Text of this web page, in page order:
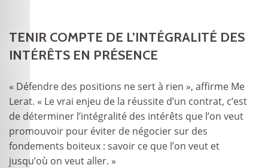
TENIR COMPTE DE L’INTÉGRALITÉ DES
INTÉRÊTS EN PRÉSENCE
« Défendre des positions ne sert à rien », affirme Me
Lerat. « Le vrai enjeu de la réussite d’un contrat, c’est
de déterminer l’intégralité des intérêts que l’on veut
promouvoir pour éviter de négocier sur des
fondements boiteux : savoir ce que l’on veut et
jusqu’où on veut aller. »